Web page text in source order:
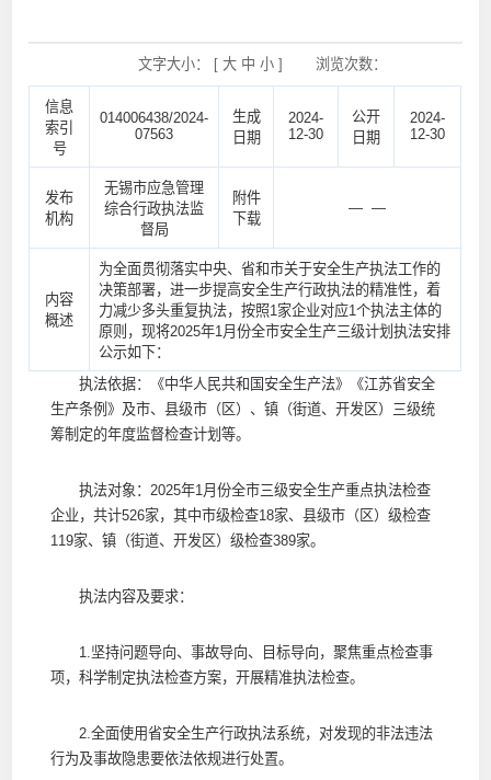
文字大小： [ 大 中 小] 浏览次数：
信息
索引
号
014006438/2024-
07563
生成
日期
2024-
12-30
公开
日期
2024-
12-30
发布
机构
无锡市应急管理
综合行政执法监
督局
附件
下载
— —
内容
概述
为全面贯彻落实中央、省和市关于安全生产执法工作的
决策部署，进一步提高安全生产行政执法的精准性，着
力减少多头重复执法，按照1家企业对应1个执法主体的
原则，现将2025年1月份全市安全生产三级计划执法安排
公示如下：
执法依据：《中华人民共和国安全生产法》《江苏省安全
生产条例》及市、县级市（区）、镇（街道、开发区）三级统
筹制定的年度监督检查计划等。
执法对象：2025年1月份全市三级安全生产重点执法检查
企业，共计526家，其中市级检查18家、县级市（区）级检查
119家、镇（街道、开发区）级检查389家。
执法内容及要求：
1.坚持问题导向、事故导向、目标导向，聚焦重点检查事
项，科学制定执法检查方案，开展精准执法检查。
2.全面使用省安全生产行政执法系统，对发现的非法违法
行为及事故隐患要依法依规进行处置。